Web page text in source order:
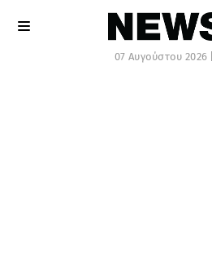
07 Αυγούστου 2026 |